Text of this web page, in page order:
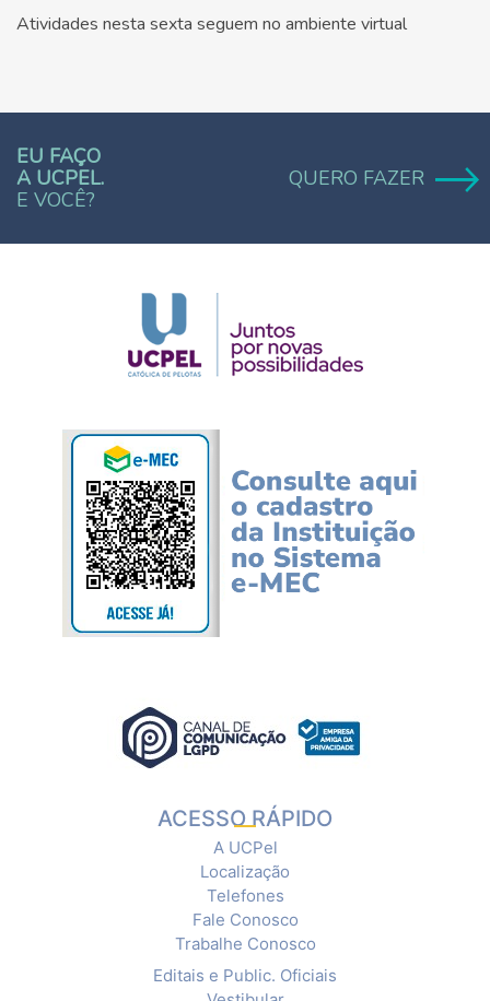
Atividades nesta sexta seguem no ambiente virtual
EU FAÇO
A UCPEL.
E VOCÊ?
QUERO FAZER
ACESSO RÁPIDO
A UCPel
Localização
Telefones
Fale Conosco
Trabalhe Conosco
Editais e Public. Oficiais